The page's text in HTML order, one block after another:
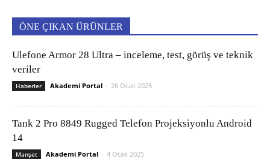
ÖNE ÇIKAN ÜRÜNLER
Ulefone Armor 28 Ultra – inceleme, test, görüş ve teknik
veriler
Haberler Akademi Portal - 26 Ocak 2025
Tank 2 Pro 8849 Rugged Telefon Projeksiyonlu Android
14
Manşet Akademi Portal - 4 Ocak 2025